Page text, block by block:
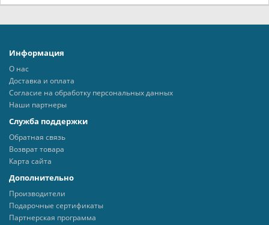
Информация
О нас
Доставка и оплата
Согласие на обработку персональных данных
Наши партнеры
Служба поддержки
Обратная связь
Возврат товара
Карта сайта
Дополнительно
Производители
Подарочные сертификаты
Партнерская программа